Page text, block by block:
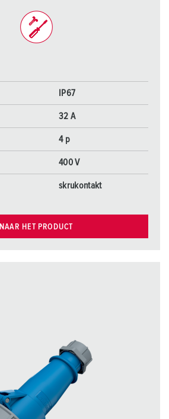
IP67
32 A
4 p
400 V
skrukontakt
NAAR HET PRODUCT